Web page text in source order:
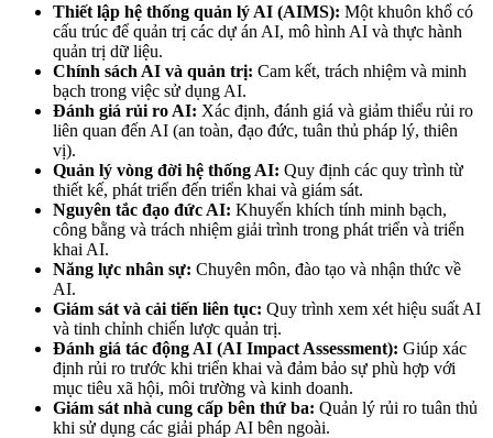
Thiết lập hệ thống quản lý AI (AIMS): Một khuôn khổ có
cấu trúc để quản trị các dự án AI, mô hình AI và thực hành
quản trị dữ liệu.
Chính sách AI và quản trị: Cam kết, trách nhiệm và minh
bạch trong việc sử dụng AI.
Đánh giá rủi ro AI: Xác định, đánh giá và giảm thiểu rủi ro
liên quan đến AI (an toàn, đạo đức, tuân thủ pháp lý, thiên
vị).
Quản lý vòng đời hệ thống AI: Quy định các quy trình từ
thiết kế, phát triển đến triển khai và giám sát.
Nguyên tắc đạo đức AI: Khuyến khích tính minh bạch,
công bằng và trách nhiệm giải trình trong phát triển và triển
khai AI.
Năng lực nhân sự: Chuyên môn, đào tạo và nhận thức về
AI.
Giám sát và cải tiến liên tục: Quy trình xem xét hiệu suất AI
và tinh chỉnh chiến lược quản trị.
Đánh giá tác động AI (AI Impact Assessment): Giúp xác
định rủi ro trước khi triển khai và đảm bảo sự phù hợp với
mục tiêu xã hội, môi trường và kinh doanh.
Giám sát nhà cung cấp bên thứ ba: Quản lý rủi ro tuân thủ
khi sử dụng các giải pháp AI bên ngoài.